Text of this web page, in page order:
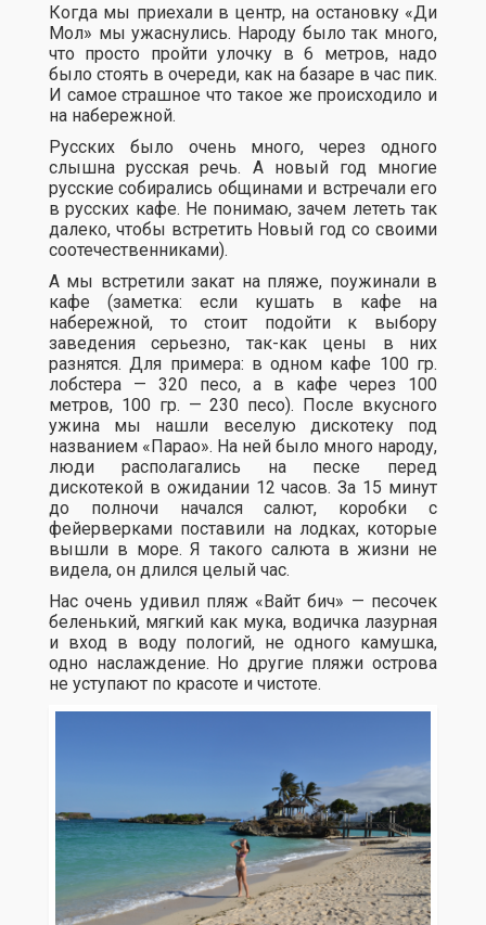
Когда мы приехали в центр, на остановку «Ди
Мол» мы ужаснулись. Народу было так много,
что просто пройти улочку в 6 метров, надо
было стоять в очереди, как на базаре в час пик.
И самое страшное что такое же происходило и
на набережной.
Русских было очень много, через одного
слышна русская речь. А новый год многие
русские собирались общинами и встречали его
в русских кафе. Не понимаю, зачем лететь так
далеко, чтобы встретить Новый год со своими
соотечественниками).
А мы встретили закат на пляже, поужинали в
кафе (заметка: если кушать в кафе на
набережной, то стоит подойти к выбору
заведения серьезно, так-как цены в них
разнятся. Для примера: в одном кафе 100 гр.
лобстера — 320 песо, а в кафе через 100
метров, 100 гр. — 230 песо). После вкусного
ужина мы нашли веселую дискотеку под
названием «Парао». На ней было много народу,
люди располагались на песке перед
дискотекой в ожидании 12 часов. За 15 минут
до полночи начался салют, коробки с
фейерверками поставили на лодках, которые
вышли в море. Я такого салюта в жизни не
видела, он длился целый час.
Нас очень удивил пляж «Вайт бич» — песочек
беленький, мягкий как мука, водичка лазурная
и вход в воду пологий, не одного камушка,
одно наслаждение. Но другие пляжи острова
не уступают по красоте и чистоте.